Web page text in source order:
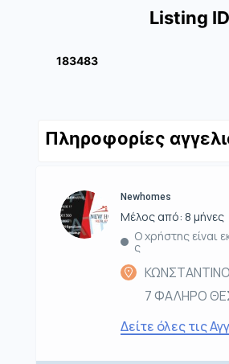
Listing
183483
Πληροφορίες
Newhomes
Μέλος από: 8 μήνες
Ο χρήστης είναι
ς
7 ΦΑΛΗΡΟ
Δείτε όλες τις